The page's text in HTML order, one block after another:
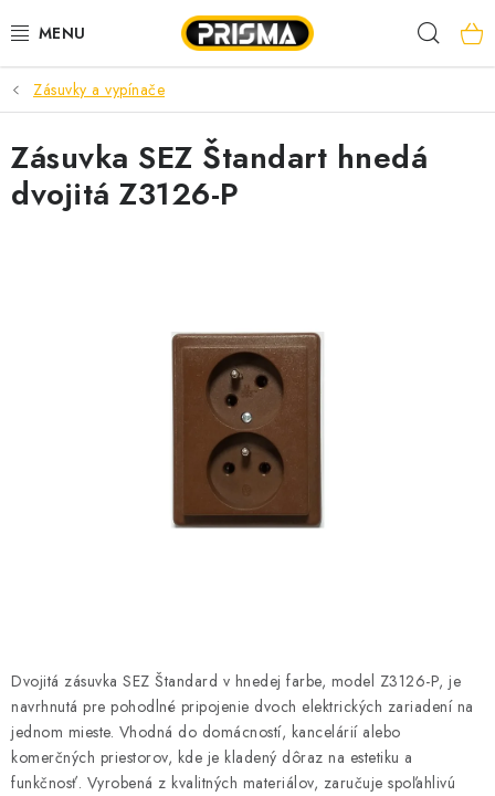
na
AKCIE
LED PÁSY
MODULÁRNE PRÍSTROJE
SVORKY, ROZBOČOVAČE A OSTATNÉ
SVIETIDLÁ A SVETELNÉ ZDROJE
ÚLOŽNÝ MATERIÁL
ZÁSUVKY A VYPÍNAČE
Zásuvky a vypínače
Dvojitá zásuvka SEZ Štandard v hnedej farbe, model Z3126-P, je
navrhnutá pre pohodlné pripojenie dvoch elektrických zariadení na
jednom mieste. Vhodná do domácností, kancelárií alebo
komerčných priestorov, kde je kladený dôraz na estetiku a
funkčnosť. Vyrobená z kvalitných materiálov, zaručuje spoľahlivú
Zásuvka SEZ Štandart hnedá
dvojitá Z3126-P